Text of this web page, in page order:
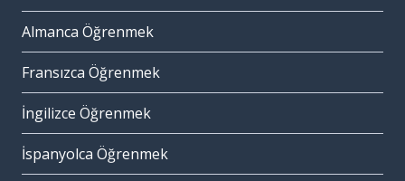
Almanca Öğrenmek
Fransızca Öğrenmek
İngilizce Öğrenmek
İspanyolca Öğrenmek